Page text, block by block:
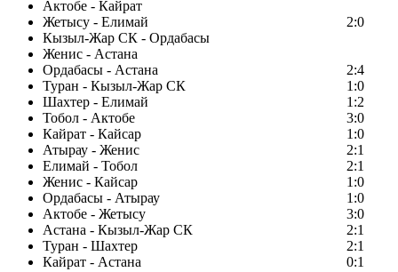
Актобе - Кайрат
Жетысу - Елимай
2:0
Кызыл-Жар СК - Ордабасы
Женис - Астана
Ордабасы - Астана
2:4
Туран - Кызыл-Жар СК
1:0
Шахтер - Елимай
1:2
Тобол - Актобе
3:0
Кайрат - Кайсар
1:0
Атырау - Женис
2:1
Елимай - Тобол
2:1
Женис - Кайсар
1:0
Ордабасы - Атырау
1:0
Актобе - Жетысу
3:0
Астана - Кызыл-Жар СК
2:1
Туран - Шахтер
2:1
Кайрат - Астана
0:1